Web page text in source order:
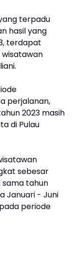
terpadu
hasil yang
terdapat
perjalanan,
2023 masih
di Pulau
sebesar
sama tahun
Januari - Juni
periode